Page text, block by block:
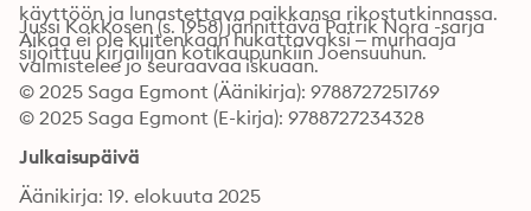
käyttöön ja lunastettava paikkansa rikostutkinnassa.
Aikaa ei ole kuitenkaan hukattavaksi – murhaaja
valmistelee jo seuraavaa iskuaan.
Jussi Kokkosen (s. 1958) jännittävä Patrik Nora -sarja
sijoittuu kirjailijan kotikaupunkiin Joensuuhun.
© 2025 Saga Egmont (Äänikirja): 9788727251769
© 2025 Saga Egmont (E-kirja): 9788727234328
Julkaisupäivä
Äänikirja: 19. elokuuta 2025